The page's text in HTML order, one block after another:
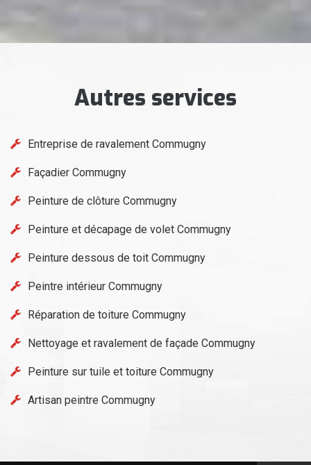
Autres services
Entreprise de ravalement Commugny
Façadier Commugny
Peinture de clôture Commugny
Peinture et décapage de volet Commugny
Peinture dessous de toit Commugny
Peintre intérieur Commugny
Réparation de toiture Commugny
Nettoyage et ravalement de façade Commugny
Peinture sur tuile et toiture Commugny
Artisan peintre Commugny